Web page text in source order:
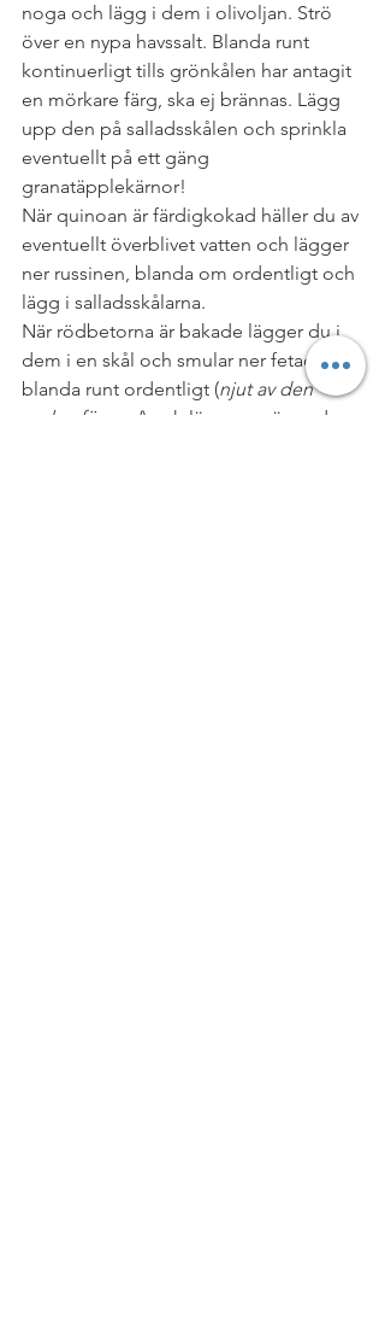
noga och lägg i dem i olivoljan. Strö
över en nypa havssalt. Blanda runt
kontinuerligt tills grönkålen har antagit
en mörkare färg, ska ej brännas. Lägg
upp den på salladsskålen och sprinkla
eventuellt på ett gäng
granatäpplekärnor!
När quinoan är färdigkokad häller du av
eventuellt överblivet vatten och lägger
ner russinen, blanda om ordentligt och
lägg i salladsskålarna.
När rödbetorna är bakade lägger du i
dem i en skål och smular ner fetaosten,
blanda runt ordentligt (njut av den
vackra färgen!) och lägg upp även dem